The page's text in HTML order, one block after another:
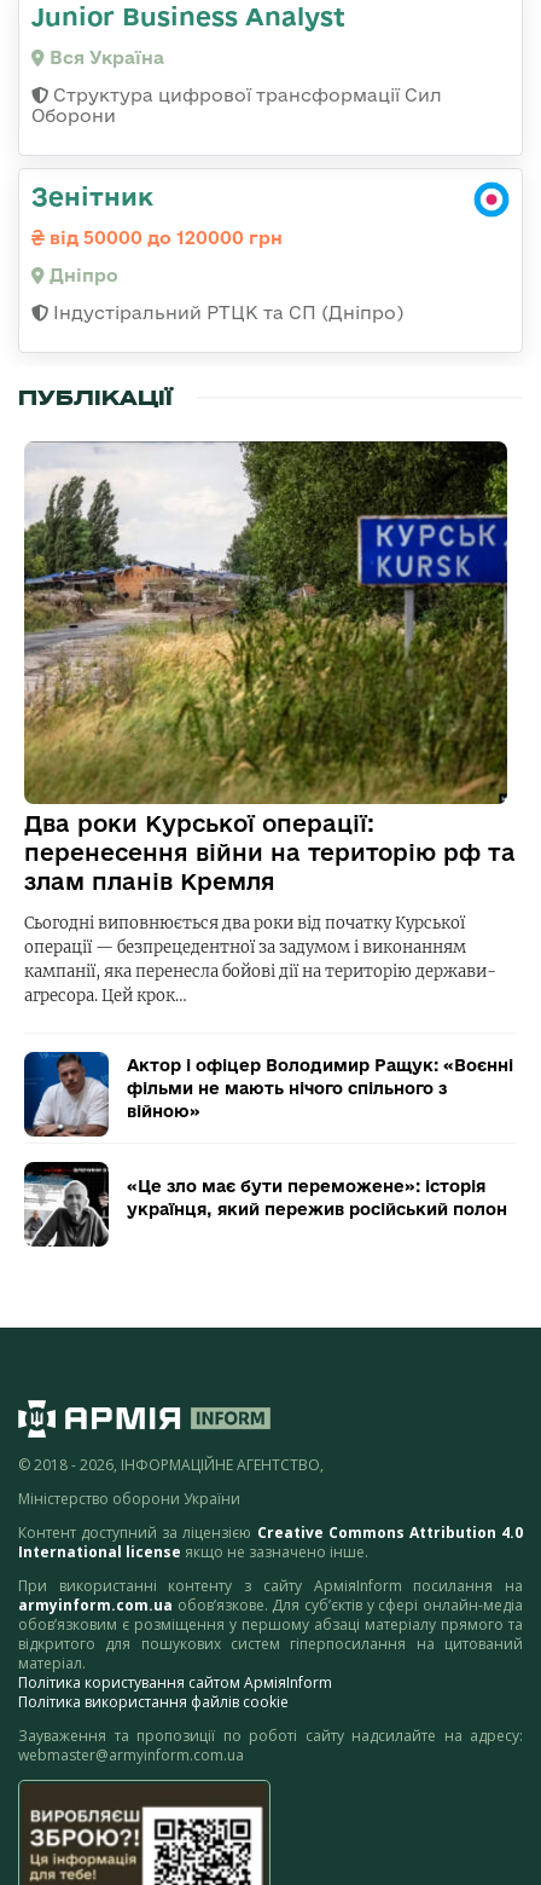
Junior Business Analyst
Вся Україна
Структура цифрової трансформації Сил
Оборони
Зенітник
від 50000 до 120000 грн
Дніпро
Індустіральний РТЦК та СП (Дніпро)
ПУБЛІКАЦІЇ
Два роки Курської операції:
перенесення війни на територію рф та
злам планів Кремля
Сьогодні виповнюється два роки від початку Курської
операції — безпрецедентної за задумом і виконанням
кампанії, яка перенесла бойові дії на територію держави-
агресора. Цей крок…
Актор і офіцер Володимир Ращук: «Воєнні
фільми не мають нічого спільного з
війною»
«Це зло має бути переможене»: історія
українця, який пережив російський полон
© 2018 - 2026, ІНФОРМАЦІЙНЕ АГЕНТСТВО,
Міністерство оборони України
Контент доступний за ліцензією Creative Commons Attribution 4.0
International license якщо не зазначено інше.
При використанні контенту з сайту АрміяInform посилання на
armyinform.com.ua обов’язкове. Для суб’єктів у сфері онлайн-медіа
обов’язковим є розміщення у першому абзаці матеріалу прямого та
відкритого для пошукових систем гіперпосилання на цитований
матеріал.
Політика користування сайтом АрміяInform
Політика використання файлів cookie
Зауваження та пропозиції по роботі сайту надсилайте на адресу:
webmaster@armyinform.com.ua